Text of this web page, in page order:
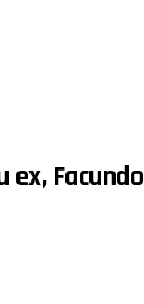
ex, Facundo